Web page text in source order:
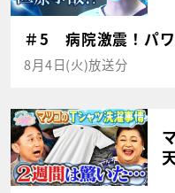
＃5 病院激震！パ
8月4日(火)放送分